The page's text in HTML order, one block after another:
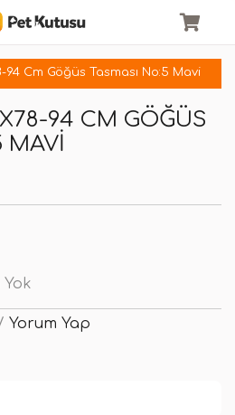
94 Cm Göğüs Tasması No:5 Mavi
94 CM GÖĞÜS
MAVI
Yorum Yap